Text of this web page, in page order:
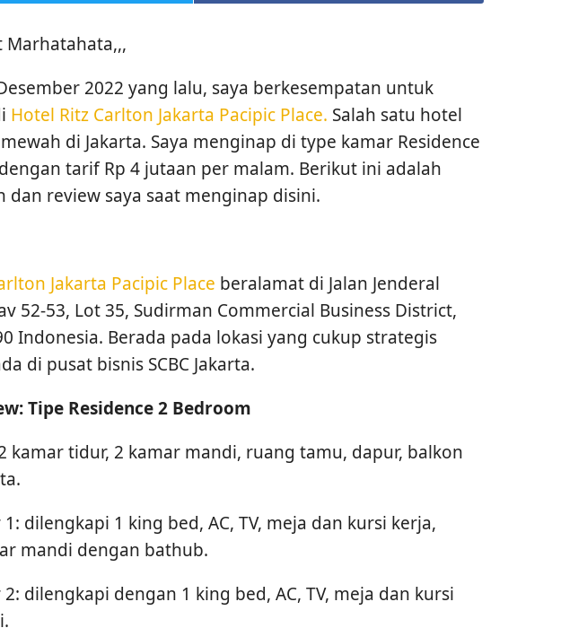
Marhatahata,,,
2022 yang lalu, saya berkesempatan untuk
Hotel Ritz Carlton Jakarta Pacipic Place. Salah satu hotel
di Jakarta. Saya menginap di type kamar Residence
tarif Rp 4 jutaan per malam. Berikut ini adalah
dan review saya saat menginap disini.
Jakarta Pacipic Place beralamat di Jalan Jenderal
52-53, Lot 35, Sudirman Commercial Business District,
Indonesia. Berada pada lokasi yang cukup strategis
di pusat bisnis SCBC Jakarta.
Tipe Residence 2 Bedroom
kamar tidur, 2 kamar mandi, ruang tamu, dapur, balkon
dilengkapi 1 king bed, AC, TV, meja dan kursi kerja,
mandi dengan bathub.
dilengkapi dengan 1 king bed, AC, TV, meja dan kursi